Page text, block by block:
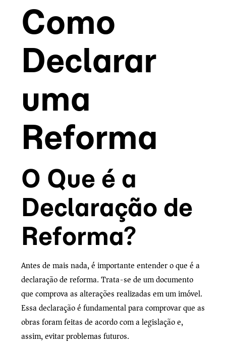
Como
Declarar
uma
Reforma
O Que é a
Declaração de
Reforma?
Antes de mais nada, é importante entender o que é a
declaração de reforma. Trata-se de um documento
que comprova as alterações realizadas em um imóvel.
Essa declaração é fundamental para comprovar que as
obras foram feitas de acordo com a legislação e,
assim, evitar problemas futuros.